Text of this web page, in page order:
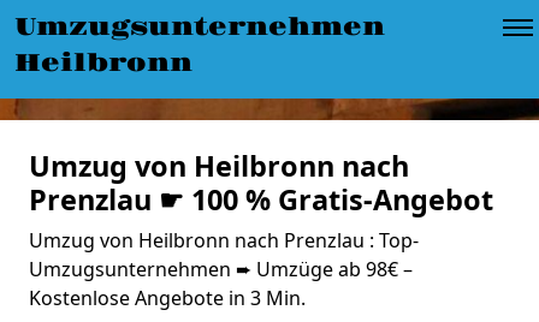
Umzugsunternehmen
Heilbronn
Umzug von Heilbronn nach
Prenzlau ☛ 100 % Gratis-Angebot
Umzug von Heilbronn nach Prenzlau : Top-
Umzugsunternehmen ➨ Umzüge ab 98€ –
Kostenlose Angebote in 3 Min.